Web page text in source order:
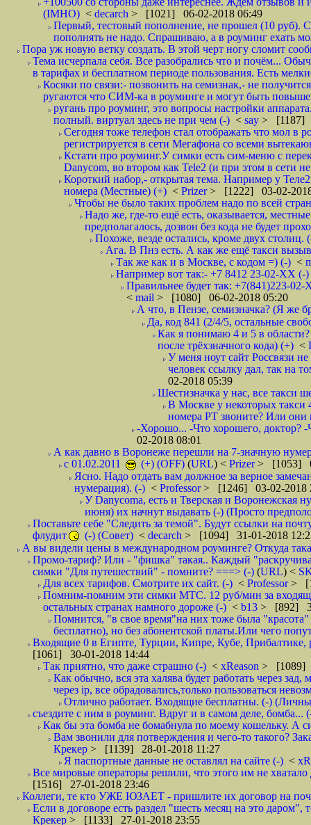
(IMHO) < decarch > [1021] 06-02-2018 06:49
Первый, тестовый пополнение, не прошел (10 руб).
пополнять не надо. Спрашиваю, а в роуминг ехать
Пора уж новую ветку создать. В этой черт ногу сломит
Тема исчерпала себя. Все разобрались что и почём...
в тарифах и бесплатном периоде пользования. Есть
Косяки по связи:- позвонить на семизнак,- не
ругаются что СИМ-ка в роуминге и могут быть
ругань про роуминг, это вопросы настройки
полный. виртуал здесь не при чем (-) < say > [1187]
Сегодня тоже телефон стал отображать что мол в
регистрируется в сети Мегафона со всеми
Кстати про роуминг.У симки есть сим-меню с
Danycom, во втором как Tele2 (и при этом в сети
Короткий набор,- открытая тема. Например у
номера (Местные) (+) < Prizer> [1222] 03-02-
Чтобы не было таких проблем надо по всей
Надо же, где-то ещё есть, оказывается,
предполагалось, дозвон без кода не будет
Похоже, везде остались, кроме двух
Ага. В Пнз есть. А как же ещё такси
Так же как и в Москве, с кодом =) (-) <
Например вот так:- +7 8412 23-02-ХХ (-
Правильнее будет так: +7(841)223-
< mail > [1080] 06-02-2018 05:20
А что, в Пензе, семизначка? (Я же
Да, код 841 (2/4/5, остальные
Как я понимаю 4 и 5 в
после трёхзначного кода) (+) <
У меня ноут сайт Россвязи
человек ссылку дал, так на
02-2018 05:39
Шестизначка у нас, все такси
В Москве у некоторых такси
номера РТ звоните? Или они
-Хорошо... -Что хорошего, доктор?
02-2018 08:01
А как давно в Воронеже перешли на 7-значную
с 01.02.2011
(+) (OFF) (URL) < Prizer> [1053]
Ясно. Надо отдать вам должное за верное
нумерация). (-) < Professor> [1246] 03-02-2018
У Danycoma, есть и Тверская и Воронежская
июня) их начнут выдавать (-) (Просто
Поставьте себе "Следить за темой". Будут ссылки на
флудит
(-) (Совет) < decarch > [1094] 31-01-2018
А вы видели цены в международном роуминге? Откуда
Промо-тариф? Или - "фишка" такая.. Каждый
симки "Для путешествий" - помните? ===> (-) (URL) <
Для всех тарифов. Смотрите их сайт. (-) < Professor>
Помним-помним эти симки МТС. 12 руб/мин за
остальных странах намного дороже (-) < b13 > [892]
Помнится, "в свое время"на них тоже была
бесплатно), но без абонентской платы.Или чего
Входящие 0 в Египте, Турции, Кипре, Кубе,
[1061] 30-01-2018 14:44
Так приятно, что даже страшно (-) < xReason > [1089]
Как обычно, вся эта халява будет работать через
через ip, все обрадовались,только пользоваться
Отлично работает. Входящие бесплатны. (-)
съездите с ним в роуминг. Вдруг и в самом деле, бомба...
Как бы эта бомба не бомабнула по моему кошельку. А
Вам звонили для потверждения и чего-то такого?
Крекер > [1139] 28-01-2018 11:27
Я паспортные данные не оставлял на сайте (-) <
Все мировые операторы решили, что этого им не
[1516] 27-01-2018 23:46
Коллеги, те кто УЖЕ ЮЗАЕТ - пришлите их договор на
Если в договоре есть раздел "шесть месяц на это даром",
Крекер > [1133] 27-01-2018 23:55